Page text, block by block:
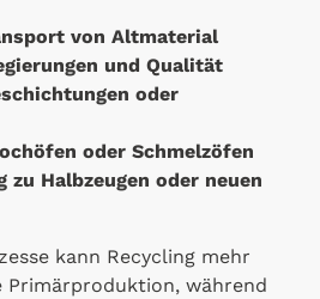
von Altmaterial
und Qualität
oder
oder Schmelzöfen
Halbzeugen oder neuen
kann Recycling mehr
Primärproduktion, während